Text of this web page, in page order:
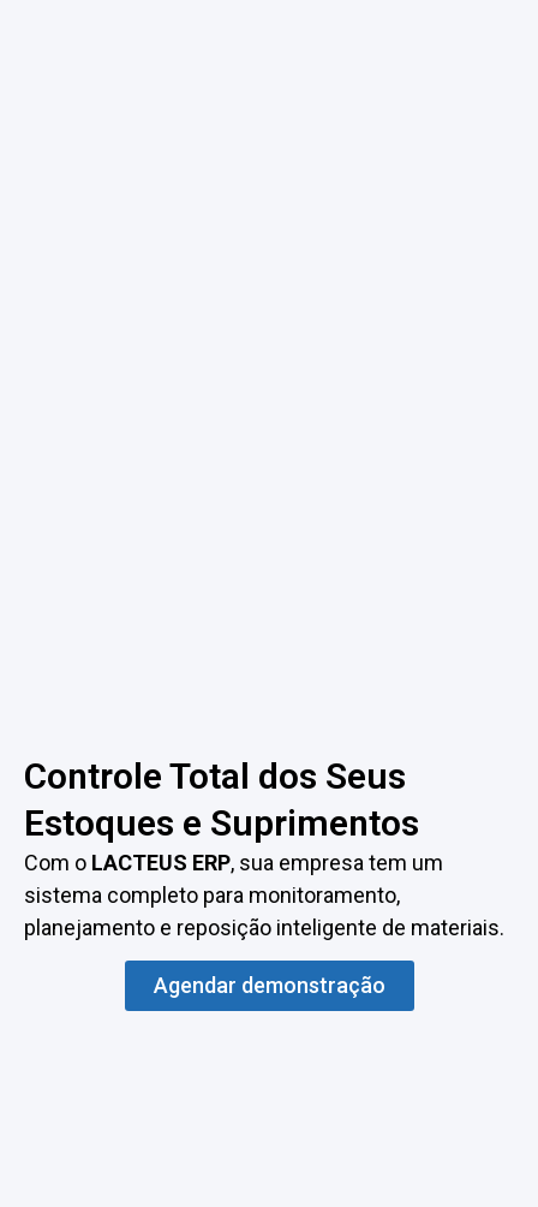
Controle Total dos Seus
Estoques e Suprimentos
Com o LACTEUS ERP, sua empresa tem um
sistema completo para monitoramento,
planejamento e reposição inteligente de materiais.
Agendar demonstração